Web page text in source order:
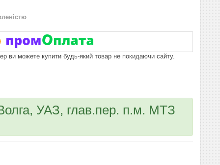
ви можете купити будь-який товар не покидаючи сайту.
УАЗ, глав.пер. п.м. МТЗ